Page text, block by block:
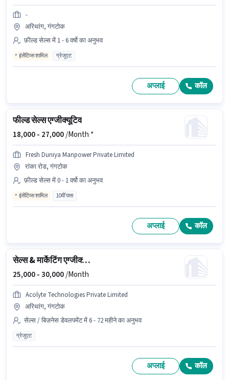
-
अरिथांग, गंगटोक
फ़ील्ड सेल्स में 1 - 6 वर्षो का अनुभव
इंसेंटिव्स शामिल ग्रेजुएट
अप्लाई कॉल
फील्ड सेल्स एग्जीक्यूटिव
18,000 - 27,000/Month *
Fresh Duniya Manpower Private Limited
रांका रोड, गंगटोक
फ़ील्ड सेल्स में 0 - 1 वर्षो का अनुभव
इंसेंटिव्स शामिल 10वीं पास
अप्लाई कॉल
सेल्स & मार्केटिंग एग्जीक्यूटिव
25,000 -30,000/Month
Acolyte Technologies Private Limited
अरिथांग, गंगटोक
सेल्स / बिज़नेस डेवलपमेंट में 6 - 72 महीने का अनुभव
ग्रेजुएट
अप्लाई कॉल